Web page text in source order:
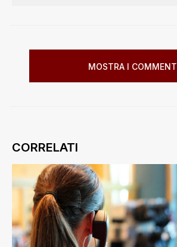
MOSTRA I COMMENTI